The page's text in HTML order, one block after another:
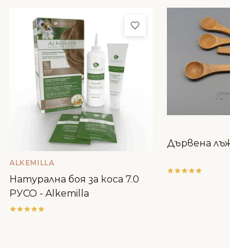
Добави в любими
ALKEMILLA
Натурална боя за коса 7.0
РУСО - Alkemilla
Дървена